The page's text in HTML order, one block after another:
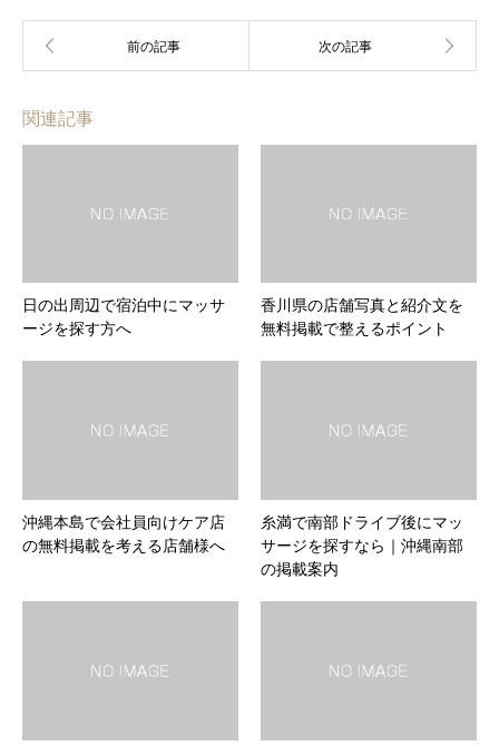
関連記事
日の出周辺で宿泊中にマッサ
ージを探す方へ
香川県の店舗写真と紹介文を
無料掲載で整えるポイント
沖縄本島で会社員向けケア店
の無料掲載を考える店舗様へ
糸満で南部ドライブ後にマッ
サージを探すなら｜沖縄南部
の掲載案内